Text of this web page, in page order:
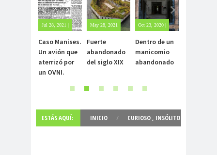
Jul 28, 2021 |
comentarios
Caso Manises.
Un avión que
aterrizó por
un OVNI.
May 28, 2021
comentarios
Fuerte
abandonado
del siglo XIX
Oct 23, 2020 |
comentarios
Dentro de un
manicomio
abandonado
ESTÁS AQUÍ: INICIO / CURIOSO , INSÓLITO